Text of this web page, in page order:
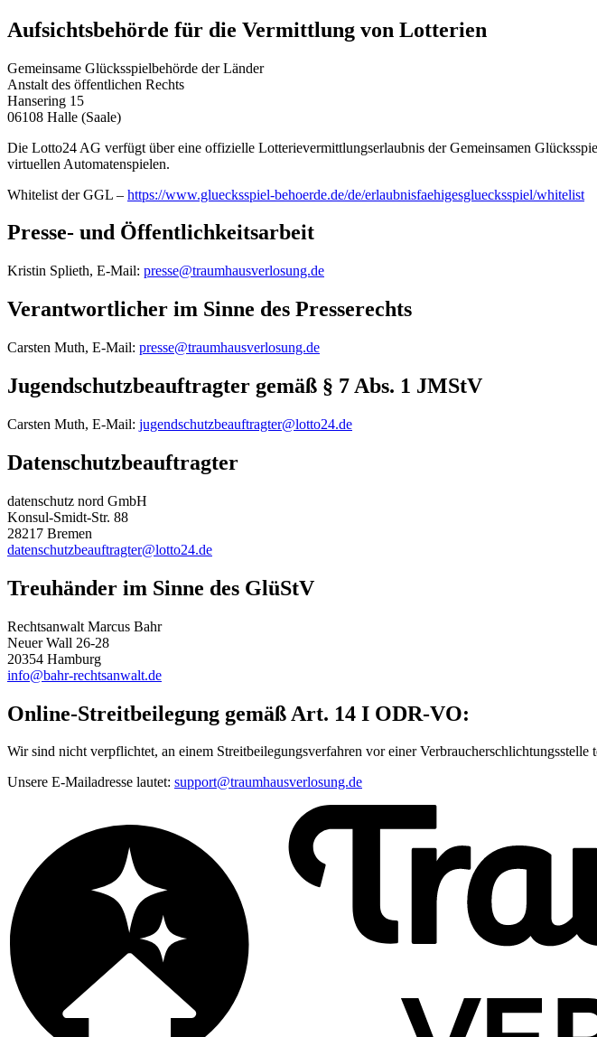
Aufsichtsbehörde für die Vermittlung von Lotterien
Gemeinsame Glücksspielbehörde der Länder
Anstalt des öffentlichen Rechts
Hansering 15
06108 Halle (Saale)
Die Lotto24 AG verfügt über eine offizielle Lotterievermittlungserlaubnis der Gemeinsamen
virtuellen Automatenspielen.
Whitelist der GGL – https://www.gluecksspiel-behoerde.de/de/erlaubnisfaehigesgluecksspiel/whitelist
Presse- und Öffentlichkeitsarbeit
Kristin Splieth, E-Mail: presse@traumhausverlosung.de
Verantwortlicher im Sinne des Presserechts
Carsten Muth, E-Mail: presse@traumhausverlosung.de
Jugendschutzbeauftragter gemäß § 7 Abs. 1 JMStV
Carsten Muth, E-Mail: jugendschutzbeauftragter@lotto24.de
Datenschutzbeauftragter
datenschutz nord GmbH
Konsul-Smidt-Str. 88
28217 Bremen
datenschutzbeauftragter@lotto24.de
Treuhänder im Sinne des GlüStV
Rechtsanwalt Marcus Bahr
Neuer Wall 26-28
20354 Hamburg
info@bahr-rechtsanwalt.de
Online-Streitbeilegung gemäß Art. 14 I ODR-VO:
Wir sind nicht verpflichtet, an einem Streitbeilegungsverfahren vor einer
Unsere E-Mailadresse lautet: support@traumhausverlosung.de